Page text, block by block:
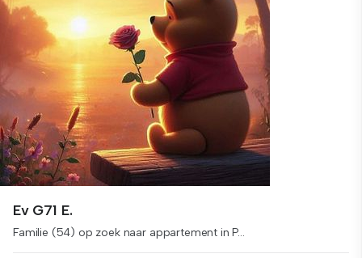
Ev G71 E.
Familie (54) op zoek naar appartement in P...